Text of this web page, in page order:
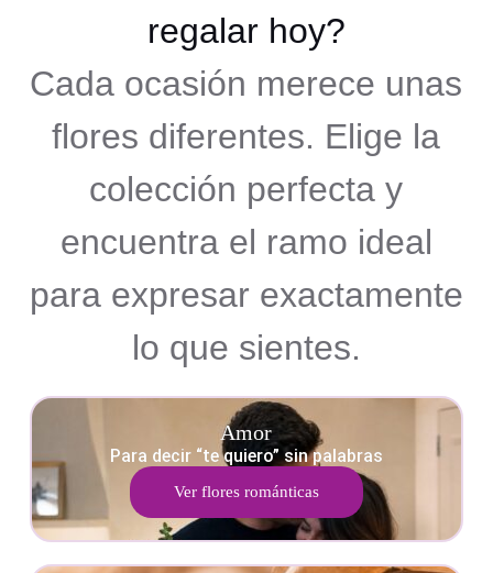
regalar hoy?
Cada ocasión merece unas
flores diferentes. Elige la
colección perfecta y
encuentra el ramo ideal
para expresar exactamente
lo que sientes.
Amor
Para decir “te quiero” sin palabras
Ver flores románticas